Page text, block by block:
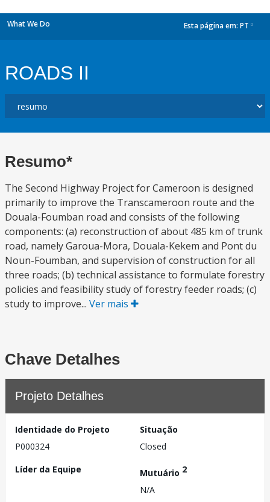
What We Do Esta página em: PT
ROADS II
Resumo*
The Second Highway Project for Cameroon is designed
primarily to improve the Transcameroon route and the
Douala-Foumban road and consists of the following
components: (a) reconstruction of about 485 km of trunk
road, namely Garoua-Mora, Douala-Kekem and Pont du
Noun-Foumban, and supervision of construction for all
three roads; (b) technical assistance to formulate forestry
policies and feasibility study of forestry feeder roads; (c)
study to improve... Ver mais
Chave Detalhes
Projeto Detalhes
Identidade do Projeto
P000324
Situação
Closed
Líder da Equipe
Mutuário 2
N/A